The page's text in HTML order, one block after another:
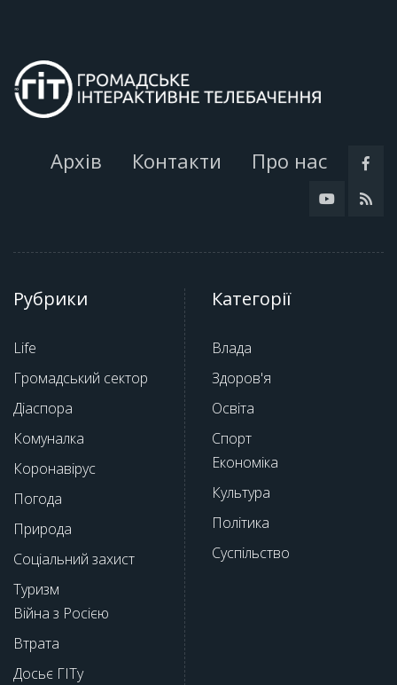
Архів Контакти Про нас
Рубрики
Life
Громадський сектор
Діаспора
Комуналка
Коронавірус
Погода
Природа
Соціальний захист
Туризм
Війна з Росією
Втрата
Досьє ГІТу
Категорії
Влада
Здоров'я
Освіта
Спорт
Економіка
Культура
Політика
Суспільство